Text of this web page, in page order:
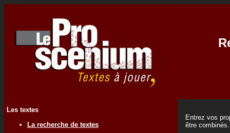
Les textes
La recherche de textes
Entrez vos
être combinés.